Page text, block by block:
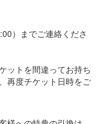
）までご連絡くださ
ットを間違ってお持ち
再度チケット日時をご